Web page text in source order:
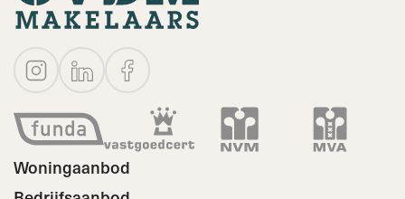
Woningaanbod